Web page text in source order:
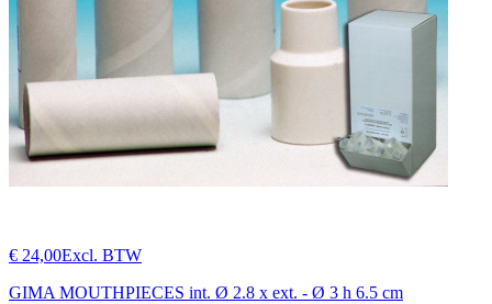
€ 24,00Excl. BTW
GIMA MOUTHPIECES int. Ø 2.8 x ext. - Ø 3 h 6.5 cm